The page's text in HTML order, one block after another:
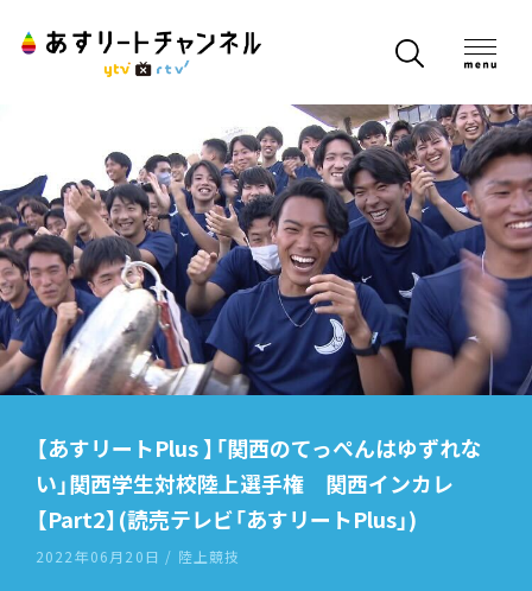
【あすリートPlus 】「関西のてっぺんはゆずれな
い」関西学生対校陸上選手権 関西インカレ
【Part2】(読売テレビ「あすリートPlus」)
2022年06月20日 / 陸上競技